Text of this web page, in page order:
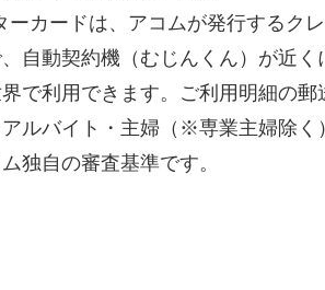
ーカードは、アコムが発行するク
自動契約機（むじんくん）が近
で利用できます。ご利用明細の
ルバイト・主婦（※専業主婦除
独自の審査基準です。